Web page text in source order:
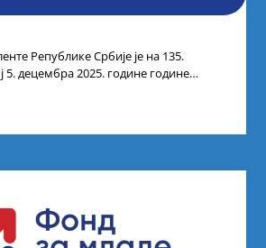
Републике Србије је на 135.
5. децембра 2025. године године